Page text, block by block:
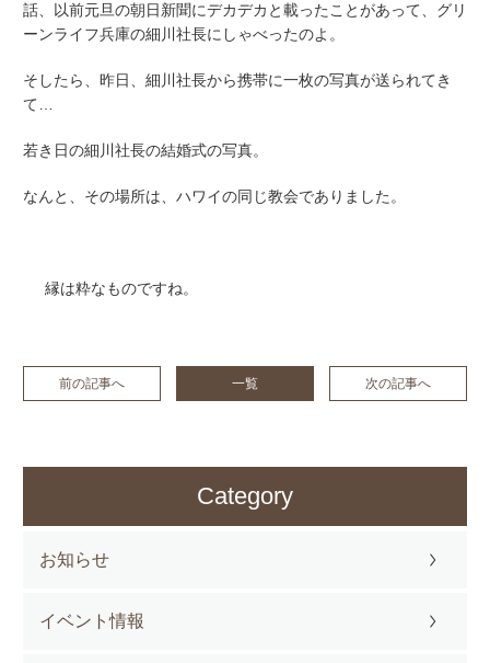
話、以前元旦の朝日新聞にデカデカと載ったことがあって、グリ
ーンライフ兵庫の細川社長にしゃべったのよ。
そしたら、昨日、細川社長から携帯に一枚の写真が送られてき
て…
若き日の細川社長の結婚式の写真。
なんと、その場所は、ハワイの同じ教会でありました。
縁は粋なものですね。
前の記事へ 一覧 次の記事へ
Category
お知らせ
イベント情報